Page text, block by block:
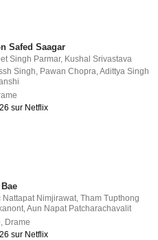
Safed Saagar
Singh Parmar, Kushal Srivastava
Singh Pawan Chopra ,Adittya Singh
sur Netflix
Nattapat Nimjirawat,Tham Tupthong
,Aun Napat Patcharachavalit
, Drame
sur Netflix